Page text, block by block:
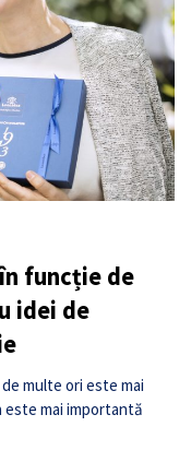
funcție de
idei de
multe ori este mai
este mai importantă